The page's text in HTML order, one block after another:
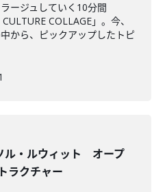
ージュしていく10分間
COLLAGE」。今、
から、ピックアップしたトピ
ル・ルウィット オープ
ラクチャー